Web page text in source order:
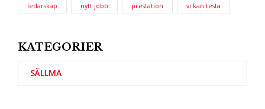
ledarskap nytt jobb prestation vi kan testa
KATEGORIER
SÄLLMA